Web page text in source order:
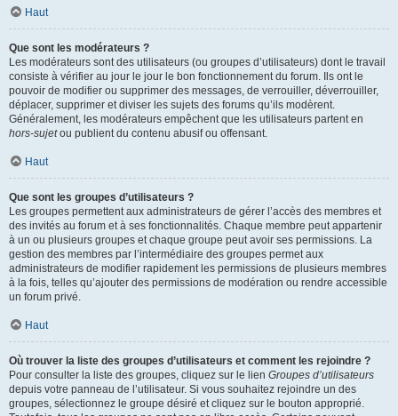
Haut
Que sont les modérateurs ?
Les modérateurs sont des utilisateurs (ou groupes d’utilisateurs) dont le travail
consiste à vérifier au jour le jour le bon fonctionnement du forum. Ils ont le
pouvoir de modifier ou supprimer des messages, de verrouiller, déverrouiller,
déplacer, supprimer et diviser les sujets des forums qu’ils modèrent.
Généralement, les modérateurs empêchent que les utilisateurs partent en
hors-sujetou publient du contenu abusif ou offensant.
Haut
Que sont les groupes d’utilisateurs ?
Les groupes permettent aux administrateurs de gérer l’accès des membres et
des invités au forum et à ses fonctionnalités. Chaque membre peut appartenir
à un ou plusieurs groupes et chaque groupe peut avoir ses permissions. La
gestion des membres par l’intermédiaire des groupes permet aux
administrateurs de modifier rapidement les permissions de plusieurs membres
à la fois, telles qu’ajouter des permissions de modération ou rendre accessible
un forum privé.
Haut
Où trouver la liste des groupes d’utilisateurs et comment les rejoindre ?
Pour consulter la liste des groupes, cliquez sur le lien Groupes d’utilisateurs
depuis votre panneau de l’utilisateur. Si vous souhaitez rejoindre un des
groupes, sélectionnez le groupe désiré et cliquez sur le bouton approprié.